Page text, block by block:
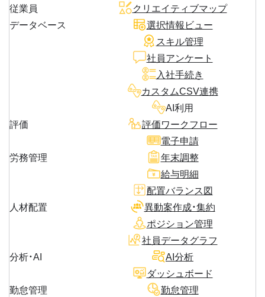
従業員
データベース
クリエイティブマップ
選択情報ビュー
スキル管理
社員アンケート
入社手続き
カスタムCSV連携
AI利用
評価
評価ワークフロー
労務管理
電子申請
年末調整
給与明細
人材配置
配置バランス図
異動案作成・集約
ポジション管理
分析・AI
社員データグラフ
AI分析
ダッシュボード
勤怠管理
勤怠管理